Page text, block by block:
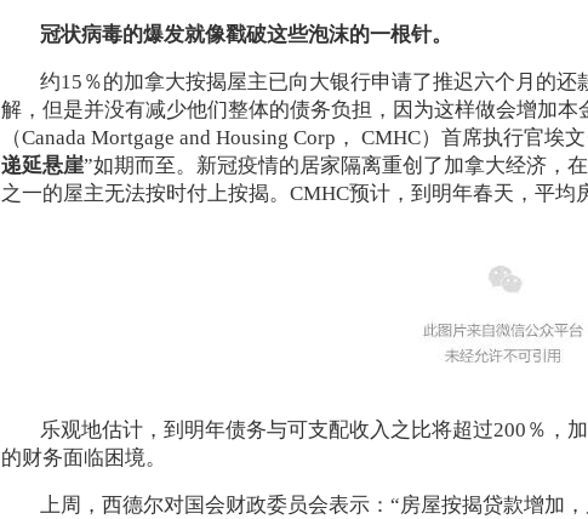
冠状病毒的爆发就像戳破这些泡沫的一根针。
约15％的加拿大按揭屋主已向大银行申请了推迟六个月的
解，但是并没有减少他们整体的债务负担，因为这样做会增加本
（Canada Mortgage and Housing Corp， CMHC）首席执行官埃
递延悬崖”如期而至。新冠疫情的居家隔离重创了加拿大经济，
之一的屋主无法按时付上按揭。CMHC预计，到明年春天，平均
乐观地估计，到明年债务与可支配收入之比将超过200％，
的财务面临困境。
上周，西德尔对国会财政委员会表示：“房屋按揭贷款增加